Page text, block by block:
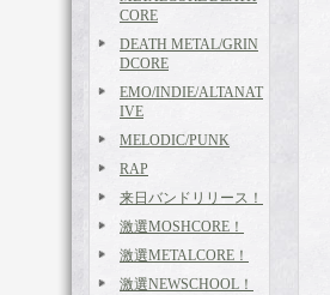
CORE
DEATH METAL/GRIN
DCORE
EMO/INDIE/ALTANAT
IVE
MELODIC/PUNK
RAP
来日バンドリリース！
激選MOSHCORE！
激選METALCORE！
激選NEWSCHOOL！